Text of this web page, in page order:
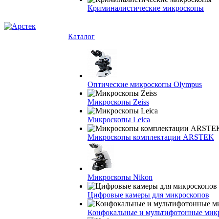
Криминалистические микроскопы
Каталог
Оптические микроскопы Olympus
Микроскопы Zeiss
Микроскопы Leica
Микроскопы комплектации ARSTEK
Микроскопы Nikon
Цифровые камеры для микроскопов
Конфокальные и мультифотонные